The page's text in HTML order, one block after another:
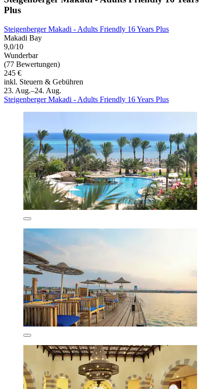
Plus
Steigenberger Makadi - Adults Friendly 16 Years Plus
Makadi Bay
9,0/10
Wunderbar
(77 Bewertungen)
245 €
inkl. Steuern & Gebühren
23. Aug.–24. Aug.
Steigenberger Makadi - Adults Friendly 16 Years Plus